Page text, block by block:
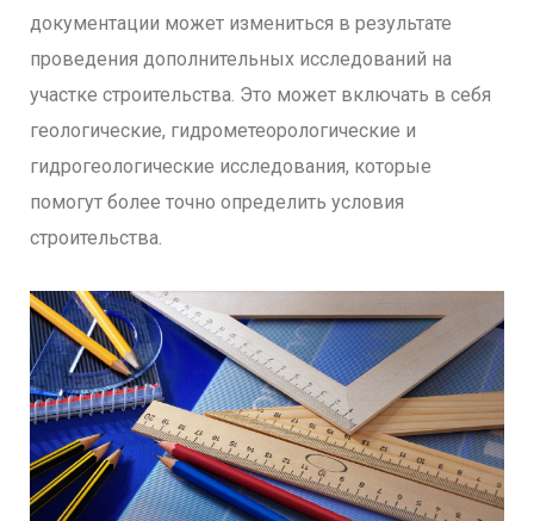
документации может измениться в результате
проведения дополнительных исследований на
участке строительства. Это может включать в себя
геологические, гидрометеорологические и
гидрогеологические исследования, которые
помогут более точно определить условия
строительства.